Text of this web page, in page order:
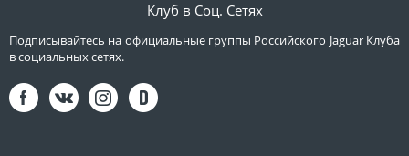
Клуб в Соц. Сетях
Подписывайтесь на официальные группы Российского Jaguar Клуба
в социальных сетях.